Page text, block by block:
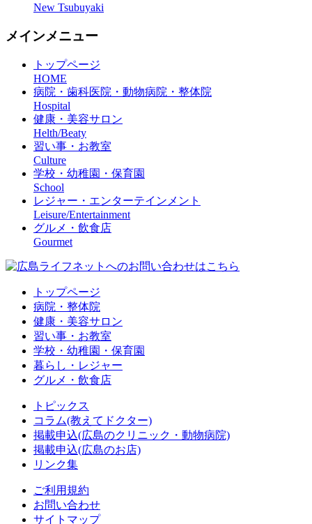
New Tsubuyaki
メインメニュー
トップページ
HOME
病院・歯科医院・動物病院・整体院
Hospital
健康・美容サロン
Helth/Beaty
習い事・お教室
Culture
学校・幼稚園・保育園
School
レジャー・エンターテインメント
Leisure/Entertainment
グルメ・飲食店
Gourmet
トップページ
病院・整体院
健康・美容サロン
習い事・お教室
学校・幼稚園・保育園
暮らし・レジャー
グルメ・飲食店
トピックス
コラム(教えてドクター)
掲載申込(広島のクリニック・動物病院)
掲載申込(広島のお店)
リンク集
ご利用規約
お問い合わせ
サイトマップ